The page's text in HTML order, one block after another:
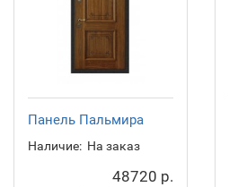
Панель Пальмира
Наличие: На заказ
48720 р.